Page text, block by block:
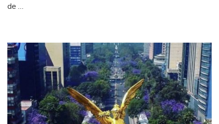
de …